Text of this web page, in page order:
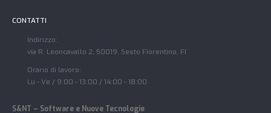
CONTATTI
Indirizzo:
via R. Leoncavallo 2, 50019, Sesto Fiorentino, FI
Orario di lavoro:
Lu - Ve / 9:00 - 13:00 / 14:00 - 18:00
S&NT – Software e Nuove Tecnologie